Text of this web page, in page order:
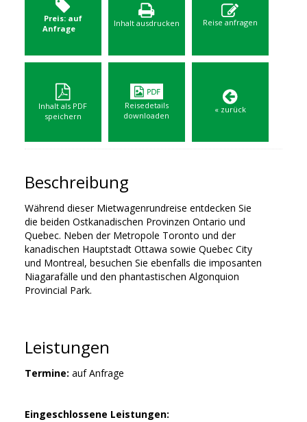
Preis: auf
Anfrage
Inhalt ausdrucken Reise anfragen
Inhalt als PDF
speichern
Reisedetails
downloaden
« zurück
Beschreibung
Während dieser Mietwagenrundreise entdecken Sie
die beiden Ostkanadischen Provinzen Ontario und
Quebec. Neben der Metropole Toronto und der
kanadischen Hauptstadt Ottawa sowie Quebec City
und Montreal, besuchen Sie ebenfalls die imposanten
Niagarafälle und den phantastischen Algonquion
Provincial Park.
Leistungen
Termine: auf Anfrage
Eingeschlossene Leistungen: